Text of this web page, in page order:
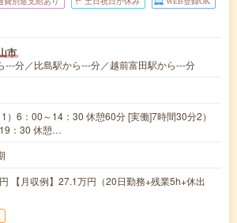
市
---分／比島駅から---分／越前富田駅から---分
1）6：00～14：30 休憩60分 [実働]7時間30分2）
：30 休憩…
【月収例】27.1万円（20日勤務+残業5h+休出